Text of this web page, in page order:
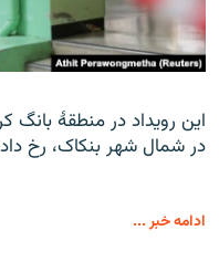
این رویداد در منطقۀ بانگ
در شمال شهر بنکاک، رخ
ادامه خبر ...